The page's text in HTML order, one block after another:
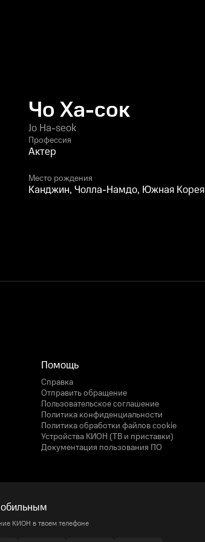
Чо Ха-сок
Jo Ha-seok
Профессия
Актер
Место рождения
Канджин, Чолла-Намдо, Южная Корея
Помощь
Справка
Отправить обращение
Пользовательское соглашение
Политика конфиденциальности
Политика обработки файлов cookie
Устройства КИОН (ТВ и приставки)
Документация пользования ПО
КИОН в твоем телефоне